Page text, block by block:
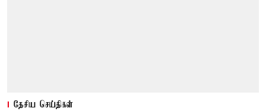
தேசிய செய்திகள்